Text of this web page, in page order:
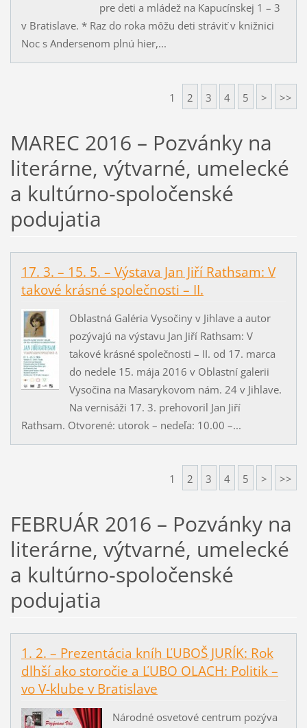
pre deti a mládež na Kapucínskej 1 – 3
v Bratislave. * Raz do roka môžu deti stráviť v knižnici
Noc s Andersenom plnú hier,...
1 2 3 4 5 > >>
MAREC 2016 – Pozvánky na
literárne, výtvarné, umelecké
a kultúrno-spoločenské
podujatia
17. 3. – 15. 5. – Výstava Jan Jiří Rathsam: V
takové krásné společnosti – II.
Oblastná Galéria Vysočiny v Jihlave a autor
pozývajú na výstavu Jan Jiří Rathsam: V
takové krásné společnosti – II. od 17. marca
do nedele 15. mája 2016 v Oblastní galerii
Vysočina na Masarykovom nám. 24 v Jihlave.
Na vernisáži 17. 3. prehovoril Jan Jiří
Rathsam. Otvorené: utorok – nedeľa: 10.00 –...
1 2 3 4 5 > >>
FEBRUÁR 2016 – Pozvánky na
literárne, výtvarné, umelecké
a kultúrno-spoločenské
podujatia
1. 2. – Prezentácia kníh ĽUBOŠ JURÍK: Rok
dlhší ako storočie a ĽUBO OLACH: Politik –
vo V-klube v Bratislave
Národné osvetové centrum pozýva